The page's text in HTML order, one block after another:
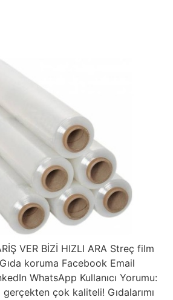
VER BİZİ HIZLI ARA Streç film
koruma Facebook Email
WhatsApp Kullanıcı Yorumu:
çok kaliteli! Gıdalarımı